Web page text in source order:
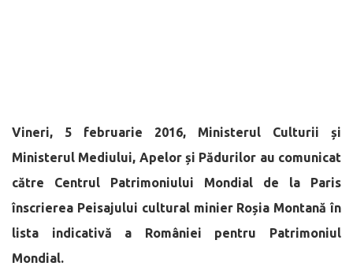
Vineri, 5 februarie 2016, Ministerul Culturii și
Ministerul Mediului, Apelor și Pădurilor au comunicat
către Centrul Patrimoniului Mondial de la Paris
înscrierea Peisajului cultural minier Roșia Montană în
lista indicativă a României pentru Patrimoniul
Mondial.